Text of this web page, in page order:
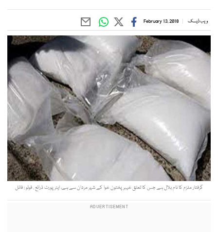
ویب ڈیسک February 13, 2018
گرفتار ملزم کا نام بلال ہے جس کا تعلق خیبر پختون خوا کے شہر مردان سے ہے، ایئرپورٹ ذرائع . فوٹو : فائل